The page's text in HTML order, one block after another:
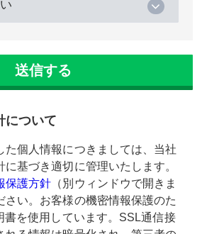
について
た個人情報につきましては、当社
基づき適切に管理いたします。
保護方針 （別ウィンドウで開きま
さい。お客様の機密情報保護のた
書を使用しています。SSL通信接